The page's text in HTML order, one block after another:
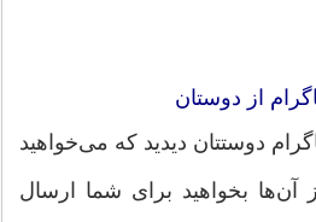
از دوستان
دوستتان دیدید که می‌خواهید
آن‌ها بخواهید برای شما ارسال